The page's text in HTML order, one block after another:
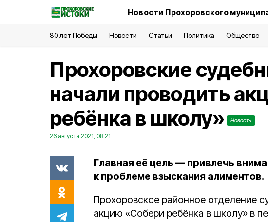
Новости Прохоровского
80 лет Победы Новости Статьи Политика Общество
Прохоровские
начали проводить
ребёнка в школу»
Новость
26 августа 2021, 08:21
Главная её цель — привлечь
к проблеме взыскания алиментов.
Прохоровское районное отделение
акцию «Собери ребёнка в школу» в